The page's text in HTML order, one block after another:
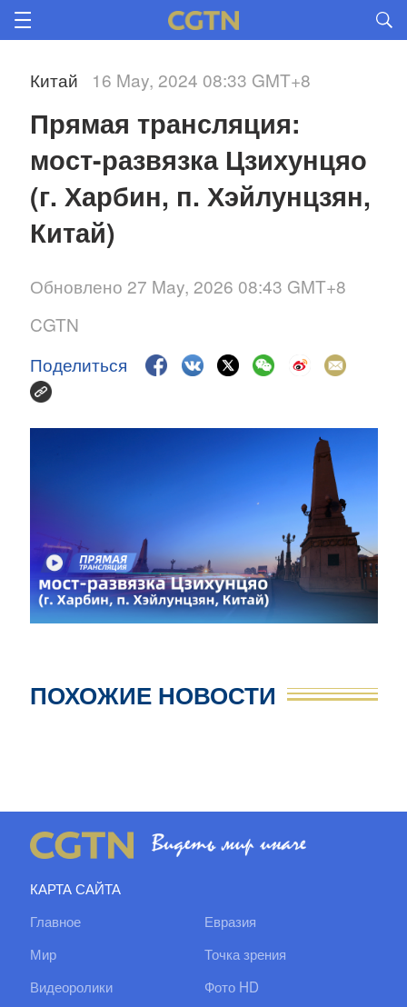
Китай 16 May, 2024 08:33 GMT+8
Прямая трансляция:
мост-развязка Цзихунцяо
(г. Харбин, п. Хэйлунцзян,
Обновлено 27 May, 2026 08:43 GMT+8
CGTN
Поделиться
ПОХОЖИЕ НОВОСТИ
КАРТА САЙТА
Главное
Евразия
Мир
Точка зрения
Видеоролики
Фото HD